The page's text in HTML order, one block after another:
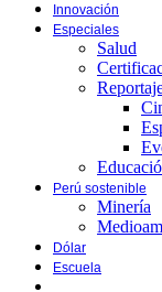
Innovación
Especiales
Salud
Perú sostenible
Minería
Dólar
Escuela